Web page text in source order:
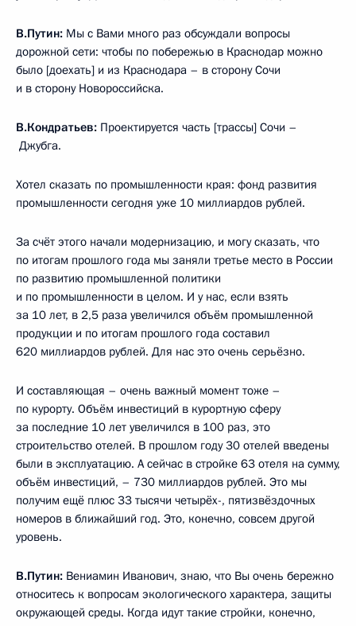
В.Путин: Мы с Вами много раз обсуждали вопросы
дорожной сети: чтобы по побережью в Краснодар можно
было [доехать] и из Краснодара – в сторону Сочи
и в сторону Новороссийска.
В.Кондратьев: Проектируется часть [трассы] Сочи –
Джубга.
Хотел сказать по промышленности края: фонд развития
промышленности сегодня уже 10 миллиардов рублей.
За счёт этого начали модернизацию, и могу сказать, что
по итогам прошлого года мы заняли третье место в России
по развитию промышленной политики
и по промышленности в целом. И у нас, если взять
за 10 лет, в 2,5 раза увеличился объём промышленной
продукции и по итогам прошлого года составил
620 миллиардов рублей. Для нас это очень серьёзно.
И составляющая – очень важный момент тоже –
по курорту. Объём инвестиций в курортную сферу
за последние 10 лет увеличился в 100 раз, это
строительство отелей. В прошлом году 30 отелей введены
были в эксплуатацию. А сейчас в стройке 63 отеля на сумму,
объём инвестиций, – 730 миллиардов рублей. Это мы
получим ещё плюс 33 тысячи четырёх-, пятизвёздочных
номеров в ближайший год. Это, конечно, совсем другой
уровень.
В.Путин: Вениамин Иванович, знаю, что Вы очень бережно
относитесь к вопросам экологического характера, защиты
окружающей среды. Когда идут такие стройки, конечно,